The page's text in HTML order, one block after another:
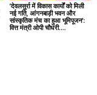
’देवलसुर्रा में विकास कार्यों को मिली
नई गति, आंगनबाड़ी भवन और
सांस्कृतिक मंच का हुआ भूमिपूजन’:
वित्त मंत्री ओपी चौधरी….